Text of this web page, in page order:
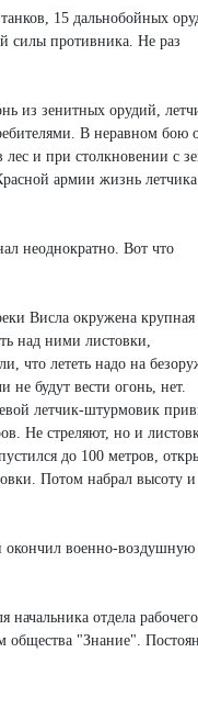
15 дальнобойных
силы противника. Не раз
из зенитных орудий,
В неравном бою
и при столкновении с
армии жизнь летчика
неоднократно. Вот что
Висла окружена крупная
над ними листовки,
что лететь надо на
не будут вести огонь, нет.
летчик-штурмовик
Не стреляют, но и
до 100 метров,
Потом набрал высоту и
окончил военно-воздушную
начальника отдела рабочего
общества "Знание".